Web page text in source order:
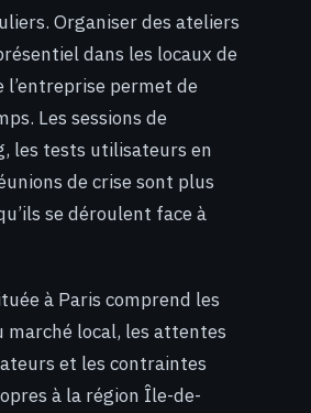
Organiser des ateliers
dans les locaux de
l’entreprise permet de
Les sessions de
les tests utilisateurs en
de crise sont plus
se déroulent face à
à Paris comprend les
marché local, les attentes
et les contraintes
à la région Île-de-